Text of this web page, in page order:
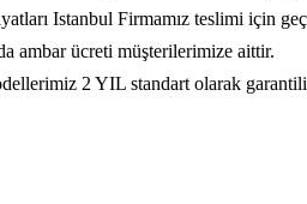
Istanbul Firmamız teslimi için
ambar ücreti müşterilerimize aittir.
2 YIL standart olarak